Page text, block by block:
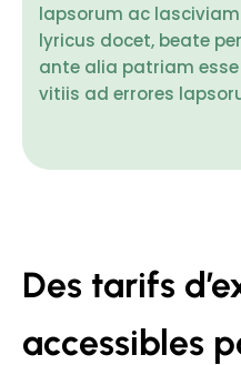
lapsorum ac
lyricus docet, beate
ante alia patriam
vitiis ad errores
Des tarifs
accessibles